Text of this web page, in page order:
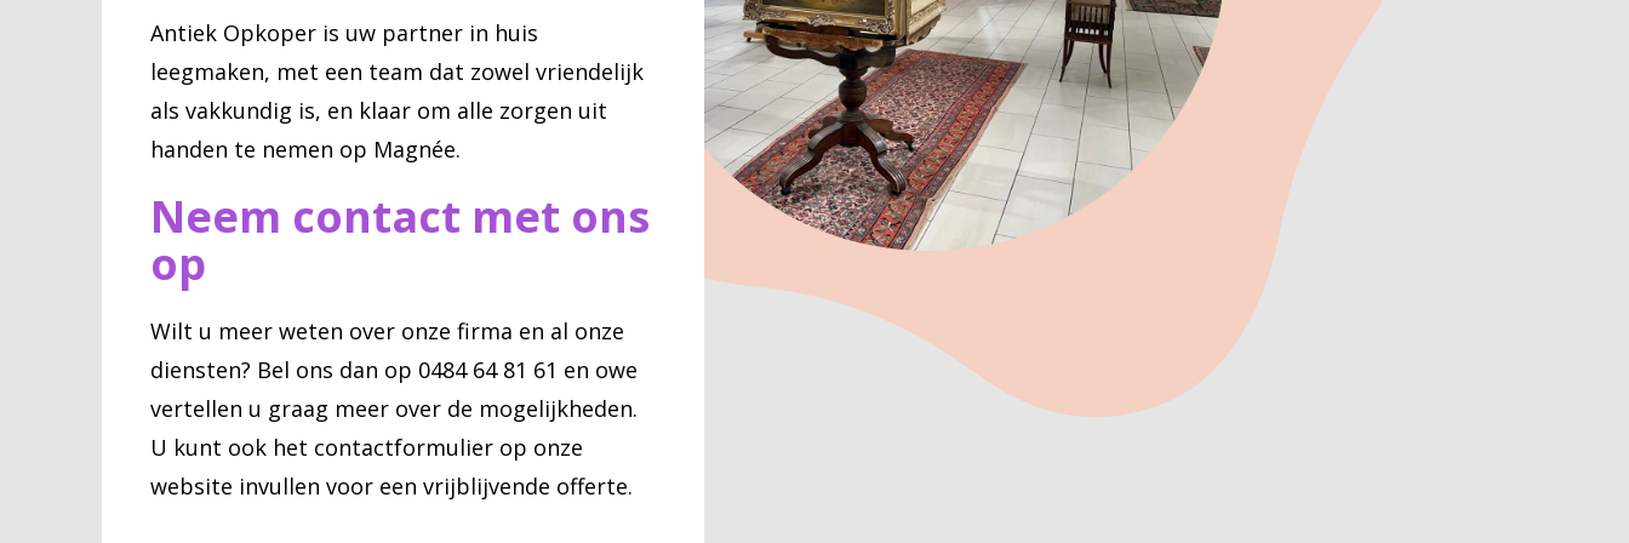
Antiek Opkoper is uw partner in huis
leegmaken, met een team dat zowel vriendelijk
als vakkundig is, en klaar om alle zorgen uit
handen te nemen op Magnée.
Neem contact met ons
op
Wilt u meer weten over onze firma en al onze
diensten? Bel ons dan op 0484 64 81 61 en owe
vertellen u graag meer over de mogelijkheden.
U kunt ook het contactformulier op onze
website invullen voor een vrijblijvende offerte.